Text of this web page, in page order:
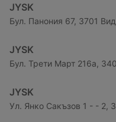
JYSK
Бул. Панония 67, 3701
JYSK
Бул. Трети Март 216a,
JYSK
Ул. Янко Сакъзов 1 - - 2,